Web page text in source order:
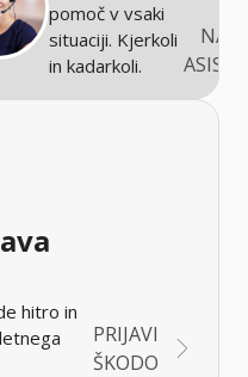
pomoč v vsaki
situaciji. Kjerkoli
in kadarkoli.
hitro in
PRIJAVI
ŠKODO